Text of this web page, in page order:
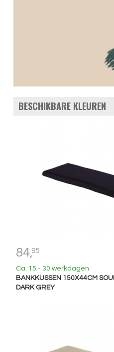
BESCHIKBARE KLEUREN
84,95
Ca. 15 - 30 werkdagen
BANKKUSSEN 150X44CM
DARK GREY